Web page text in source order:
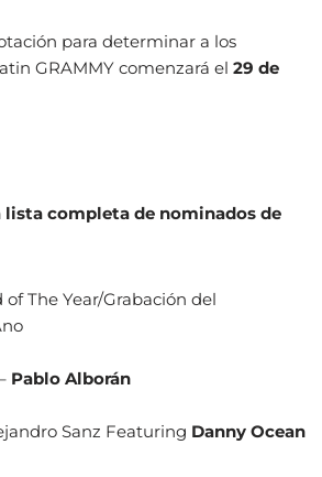
para determinar a los
GRAMMY comenzará el 29 de
completa de nominados de
of The Year/Grabación del
Pablo Alborán
Sanz Featuring Danny Ocean